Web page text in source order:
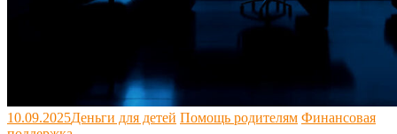
10.09.2025Деньги для детей Помощь родителям Финансовая